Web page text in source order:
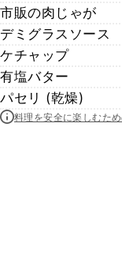
市販の肉じゃが
デミグラスソース
ケチャップ
有塩バター
パセリ (乾燥)
料理を安全に楽しむた